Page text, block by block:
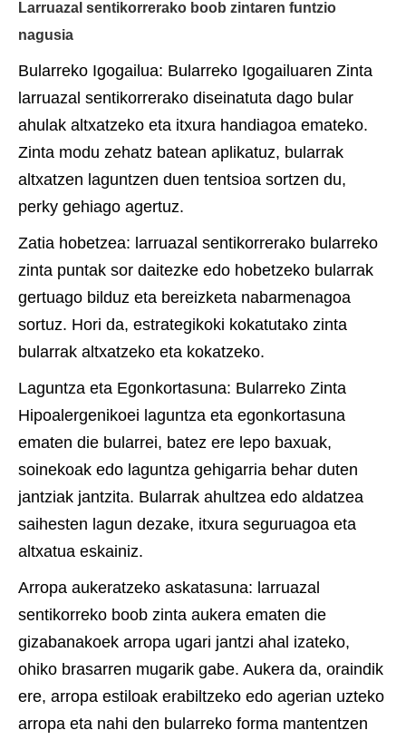
Larruazal sentikorrerako boob zintaren funtzio
nagusia
Bularreko Igogailua: Bularreko Igogailuaren Zinta
larruazal sentikorrerako diseinatuta dago bular
ahulak altxatzeko eta itxura handiagoa emateko.
Zinta modu zehatz batean aplikatuz, bularrak
altxatzen laguntzen duen tentsioa sortzen du,
perky gehiago agertuz.
Zatia hobetzea: larruazal sentikorrerako bularreko
zinta puntak sor daitezke edo hobetzeko bularrak
gertuago bilduz eta bereizketa nabarmenagoa
sortuz. Hori da, estrategikoki kokatutako zinta
bularrak altxatzeko eta kokatzeko.
Laguntza eta Egonkortasuna: Bularreko Zinta
Hipoalergenikoei laguntza eta egonkortasuna
ematen die bularrei, batez ere lepo baxuak,
soinekoak edo laguntza gehigarria behar duten
jantziak jantzita. Bularrak ahultzea edo aldatzea
saihesten lagun dezake, itxura seguruagoa eta
altxatua eskainiz.
Arropa aukeratzeko askatasuna: larruazal
sentikorreko boob zinta aukera ematen die
gizabanakoek arropa ugari jantzi ahal izateko,
ohiko brasarren mugarik gabe. Aukera da, oraindik
ere, arropa estiloak erabiltzeko edo agerian uzteko
arropa eta nahi den bularreko forma mantentzen